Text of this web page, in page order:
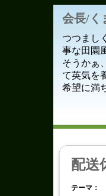
会長/く
つつまし
事な田園
そうかぁ
て英気を
希望に満
配送
テーマ：